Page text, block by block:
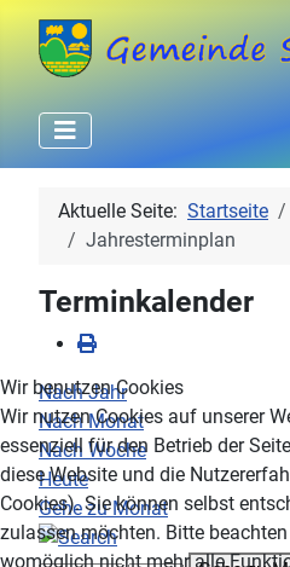
Aktuelle Seite: Startseite
Jahresterminplan
Terminkalender
Nach Jahr
Nach Monat
Nach Woche
Heute
Gehe zu Monat
Wir benutzen Cookies
Wir nutzen Cookies auf unserer
essenziell für den Betrieb der
diese Website und die
Cookies). Sie können selbst
zulassen möchten. Bitte
womöglich nicht mehr alle